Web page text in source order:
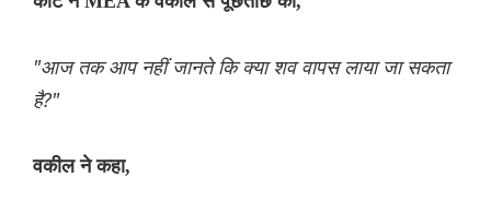
"आज तक आप नहीं जानते कि क्या शव वापस लाया जा सकता
है?"
वकील ने कहा,